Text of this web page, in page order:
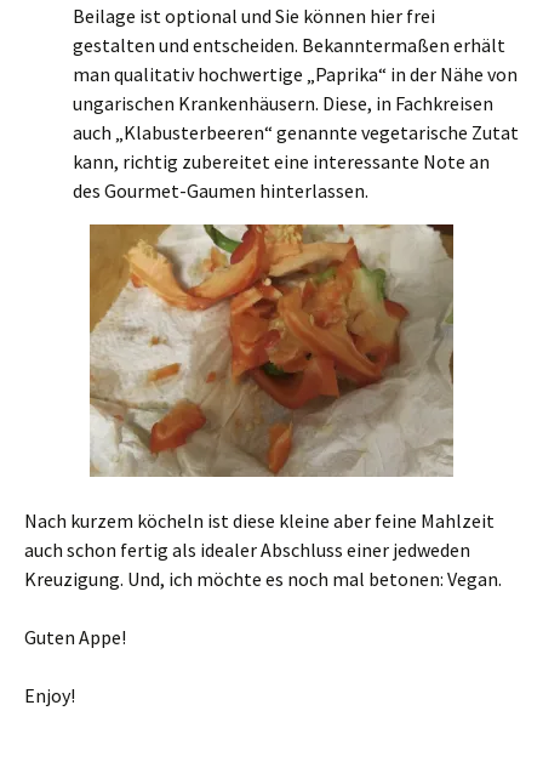
Beilage ist optional und Sie können hier frei
gestalten und entscheiden. Bekanntermaßen erhält
man qualitativ hochwertige „Paprika“ in der Nähe von
ungarischen Krankenhäusern. Diese, in Fachkreisen
auch „Klabusterbeeren“ genannte vegetarische Zutat
kann, richtig zubereitet eine interessante Note an
des Gourmet-Gaumen hinterlassen.
Nach kurzem köcheln ist diese kleine aber feine Mahlzeit
auch schon fertig als idealer Abschluss einer jedweden
Kreuzigung. Und, ich möchte es noch mal betonen: Vegan.
Guten Appe!
Enjoy!